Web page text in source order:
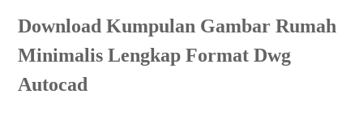
Download Kumpulan Gambar Rumah
Minimalis Lengkap Format Dwg
Autocad